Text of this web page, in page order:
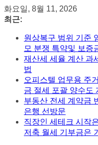
콘
텐
화요일, 8월 11, 2026
최근:
원상복구 범위 기준
모 분쟁 특약및 보증
재산세 세율 계산 과
법
오피스텔 업무용 주
금 절세 포괄 양수도
부동산 전세 계약금
은행 선방문
직장인 세테크 시작
저축 월세 기부금은